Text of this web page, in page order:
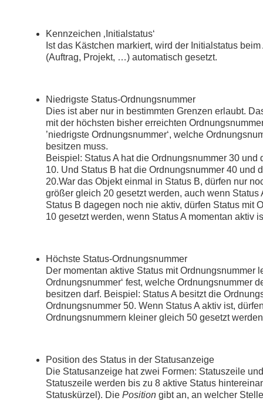
Kennzeichen ‚Initialstatus‘
Ist das Kästchen markiert, wird der Initialstatus
(Auftrag, Projekt, …) automatisch gesetzt.
Niedrigste Status-Ordnungsnummer
Dies ist aber nur in bestimmten Grenzen erlaubt.
mit der höchsten bisher erreichten
’niedrigste Ordnungsnummer‘, welche
besitzen muss.
Beispiel: Status A hat die Ordnungsnummer 30
10. Und Status B hat die Ordnungsnummer 40 und
20.War das Objekt einmal in Status B, dürfen nur
größer gleich 20 gesetzt werden, auch wenn Status
Status B dagegen noch nie aktiv, dürfen Status mit
10 gesetzt werden, wenn Status A momentan aktiv
Höchste Status-Ordnungsnummer
Der momentan aktive Status mit Ordnungsnummer
Ordnungsnummer‘ fest, welche Ordnungsnummer
besitzen darf. Beispiel: Status A besitzt die
Ordnungsnummer 50. Wenn Status A aktiv ist,
Ordnungsnummern kleiner gleich 50 gesetzt
Position des Status in der Statusanzeige
Die Statusanzeige hat zwei Formen: Statuszeile
Statuszeile werden bis zu 8 aktive Status
Statuskürzel). Die Position gibt an, an welcher